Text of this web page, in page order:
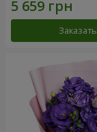
Заказать